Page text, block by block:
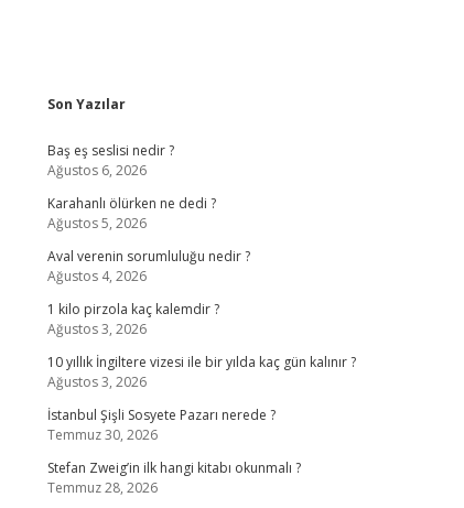
Sidebar
Son Yazılar
Baş eş seslisi nedir ?
Ağustos 6, 2026
Karahanlı ölürken ne dedi ?
Ağustos 5, 2026
Aval verenin sorumluluğu nedir ?
Ağustos 4, 2026
1 kilo pirzola kaç kalemdir ?
Ağustos 3, 2026
10 yıllık İngiltere vizesi ile bir yılda kaç gün kalınır ?
Ağustos 3, 2026
İstanbul Şişli Sosyete Pazarı nerede ?
Temmuz 30, 2026
Stefan Zweig’in ilk hangi kitabı okunmalı ?
Temmuz 28, 2026